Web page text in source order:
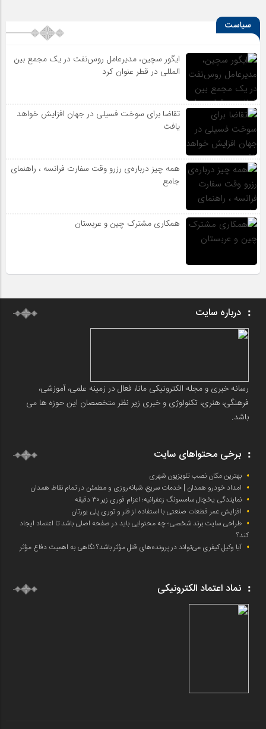
سیاست
ایگور سچین، مدیرعامل روس‌نفت در یک مجمع بین
المللی در قطر عنوان کرد
تقاضا برای سوخت فسیلی در جهان افزایش خواهد
یافت
همه چیز درباره‌ی رزرو وقت سفارت فرانسه ، راهنمای
جامع
همکاری مشترک چین و عربستان
درباره سایت
رسانه خبری و مجله الکترونیکی مانا، فعال در زمینه علمی، آموزشی،
فرهنگی، هنری، تکنولوژی و خبری زیر نظر متخصصان این حوزه ها می
باشد.
برخی محتواهای سایت
بهترین مکان نصب تلویزیون شهری
امداد خودرو همدان | خدمات سریع، شبانه‌روزی و مطمئن در تمام نقاط همدان
نمایندگی یخچال سامسونگ زعفرانیه؛ اعزام فوری زیر ۳۰ دقیقه
افزایش عمر قطعات صنعتی با استفاده از فنر و توری پلی یورتان
طراحی سایت برند شخصی؛ چه محتوایی باید در صفحه اصلی باشد تا اعتماد ایجاد
کند؟
آیا وکیل کیفری می‌تواند در پرونده‌های قتل مؤثر باشد؟ نگاهی به اهمیت دفاع مؤثر
نماد اعتماد الکترونیکی